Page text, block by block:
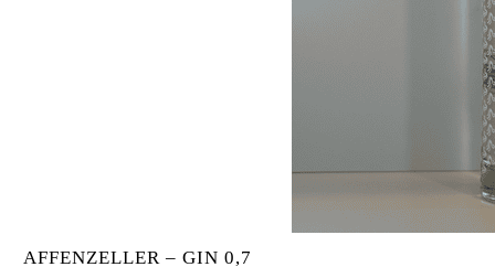
AFFENZELLER – GIN 0,7